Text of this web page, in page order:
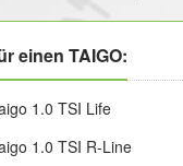
einen TAIGO:
1.0 TSI Life
1.0 TSI R-Line